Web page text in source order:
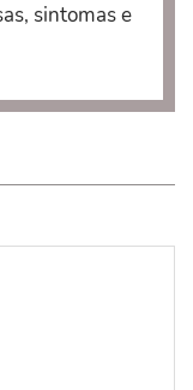
sintomas e